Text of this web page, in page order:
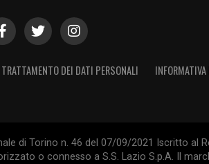
DEI DATI PERSONALI
di Torino n. 46 del 07/09/2021 Iscritto al
o connesso a S.S. Lazio S.p.A. Il